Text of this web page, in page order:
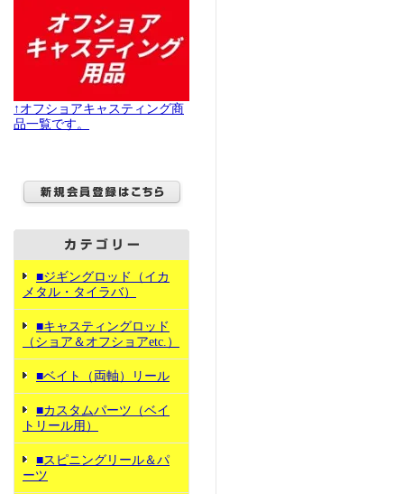
↑オフショアキャスティング商
品一覧です。
■ジギングロッド（イカ
メタル・タイラバ）
■キャスティングロッド
（ショア＆オフショアetc.）
■ベイト（両軸）リール
■カスタムパーツ（ベイ
トリール用）
■スピニングリール＆パ
ーツ